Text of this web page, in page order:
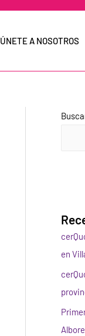
ÚNETE A NOSOTROS
en